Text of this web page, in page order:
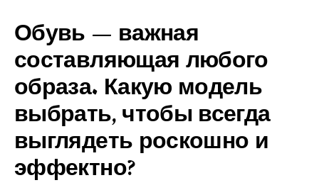
Обувь — важная
составляющая любого
образа. Какую модель
выбрать, чтобы всегда
выглядеть роскошно и
эффектно?